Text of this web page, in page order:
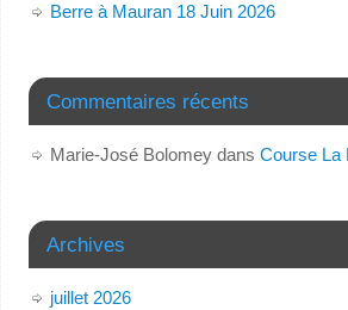
Berre à Mauran 18 Juin 2026
Commentaires récents
Marie-José Bolomeydans Course La
Archives
juillet 2026